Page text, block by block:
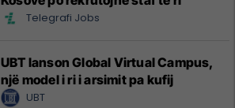
Telegrafi Jobs
UBT lanson Global Virtual Campus,
një model i ri i arsimit pa kufij
UBT